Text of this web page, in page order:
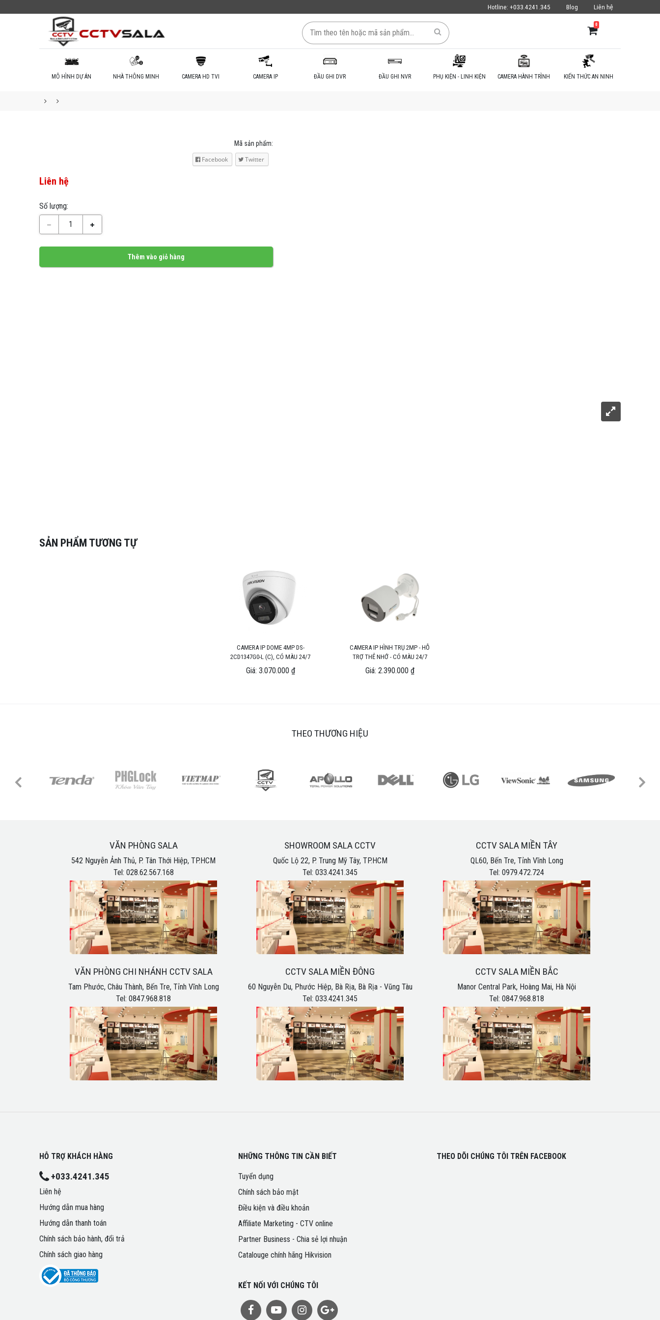
Hotline: +033.4241.345 Blog Liên hệ
0
MÔ HÌNH DỰ ÁN NHÀ THÔNG MINH CAMERA HD TVI CAMERA IP ĐẦU GHI DVR ĐẦU GHI NVR PHỤ KIỆN - LINH KIỆN CAMERA HÀNH TRÌNH KIẾN THỨC AN NINH
Mã sản phẩm:
Facebook Twitter
Liên hệ
Số lượng:
1
Thêm vào giỏ hàng
SẢN PHẨM TƯƠNG TỰ
CAMERA IP DOME 4MP DS-
2CD1347G0-L (C), CÓ MÀU 24/7
Giá: 3.070.000 ₫
CAMERA IP HÌNH TRỤ 2MP - HỖ
TRỢ THẺ NHỚ - CÓ MÀU 24/7
Giá: 2.390.000 ₫
THEO THƯƠNG HIỆU
VĂN PHÒNG SALA
542 Nguyễn Ảnh Thủ, P. Tân Thới Hiệp, TP.HCM
Tel: 028.62.567.168
SHOWROOM SALA CCTV
Quốc Lộ 22, P. Trung Mỹ Tây, TP.HCM
Tel: 033.4241.345
CCTV SALA MIỀN TÂY
QL60, Bến Tre, Tỉnh Vĩnh Long
Tel: 0979.472.724
VĂN PHÒNG CHI NHÁNH CCTV SALA
Tam Phước, Châu Thành, Bến Tre, Tỉnh Vĩnh Long
Tel: 0847.968.818
CCTV SALA MIỀN ĐÔNG
60 Nguyễn Du, Phước Hiệp, Bà Rịa, Bà Rịa - Vũng Tàu
Tel: 033.4241.345
CCTV SALA MIỀN BẮC
Manor Central Park, Hoàng Mai, Hà Nội
Tel: 0847.968.818
HỖ TRỢ KHÁCH HÀNG
+033.4241.345
Liên hệ
Hướng dẫn mua hàng
Hướng dẫn thanh toán
Chính sách bảo hành, đổi trả
Chính sách giao hàng
NHỮNG THÔNG TIN CẦN BIẾT
Tuyển dụng
Chính sách bảo mật
Điều kiện và điều khoản
Affiliate Marketing - CTV online
Partner Business - Chia sẻ lợi nhuận
Catalouge chính hãng Hikvision
KẾT NỐI VỚI CHÚNG TÔI
THEO DÕI CHÚNG TÔI TRÊN FACEBOOK